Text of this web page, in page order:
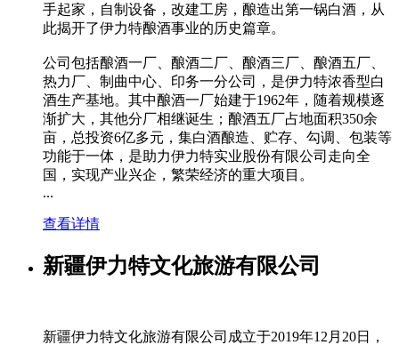
手起家，自制设备，改建工房，酿造出第一锅白酒，从
此揭开了伊力特酿酒事业的历史篇章。
公司包括酿酒一厂、酿酒二厂、酿酒三厂、酿酒五厂、
热力厂、制曲中心、印务一分公司，是伊力特浓香型白
酒生产基地。其中酿酒一厂始建于1962年，随着规模逐
渐扩大，其他分厂相继诞生；酿酒五厂占地面积350余
亩，总投资6亿多元，集白酒酿造、贮存、勾调、包装等
功能于一体，是助力伊力特实业股份有限公司走向全
国，实现产业兴企，繁荣经济的重大项目。
...
查看详情
新疆伊力特文化旅游有限公司
新疆伊力特文化旅游有限公司成立于2019年12月20日，